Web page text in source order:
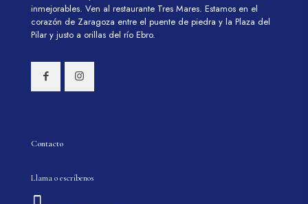
inmejorables. Ven al restaurante Tres Mares. Estamos en el
corazón de Zaragoza entre el puente de piedra y la Plaza del
Pilar y justo a orillas del río Ebro.
Contacto
Llama o escríbenos